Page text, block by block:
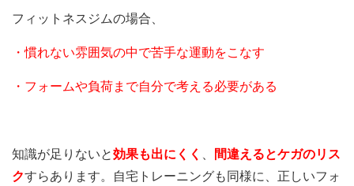
フィットネスジムの場合、
・慣れない雰囲気の中で苦手な運動をこなす
・フォームや負荷まで自分で考える必要がある
知識が足りないと効果も出にくく
間違えるとケガのリス
クすらあります。
自宅トレーニングも同様に、正しいフォ